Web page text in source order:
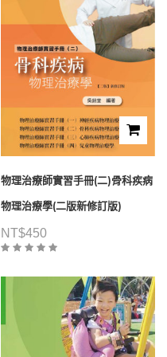
物理治療師實習手冊(二)骨科疾病
物理治療學(二版新修訂版)
NT$450